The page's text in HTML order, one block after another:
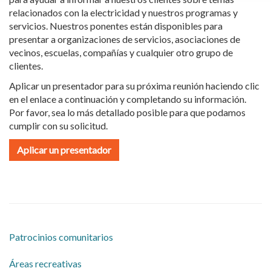
relacionados con la electricidad y nuestros programas y
servicios. Nuestros ponentes están disponibles para
presentar a organizaciones de servicios, asociaciones de
vecinos, escuelas, compañías y cualquier otro grupo de
clientes.
Aplicar un presentador para su próxima reunión haciendo clic
en el enlace a continuación y completando su información.
Por favor, sea lo más detallado posible para que podamos
cumplir con su solicitud.
Aplicar un presentador
​Patrocinios comunitarios
​Áreas recreativas